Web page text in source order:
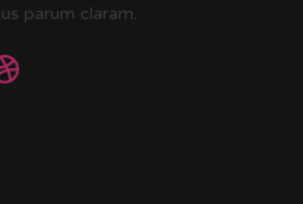
parum claram.